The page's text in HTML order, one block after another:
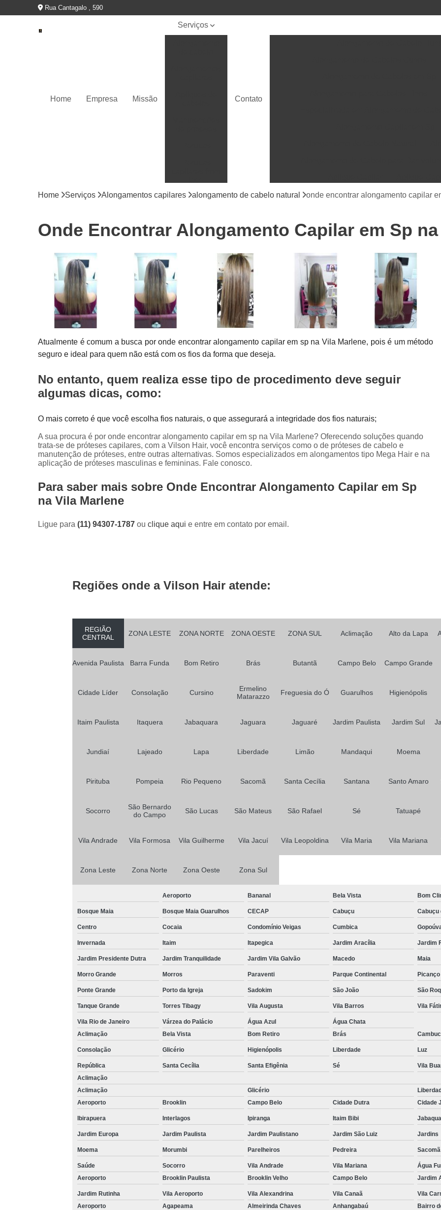
Rua Cantagalo , 590
Home Empresa Missão
Serviços
Perucas
Próteses
Próteses de
Contato
Aplique de Cabelo Humano
Aplique de
Colocação de Prótese Capilar Masculina
Manutenção de Prótese Capilar em Sp
Manutenção de Prótese de Cabelo
Manutenção em Prótese Capilar Masculina
Confecção de Perucas
Perucas Naturais Femininas
Perucas
Perucas para Alopecia
Perucas
Perucas sob Medida
Perucas sob
Peruca
Peruca
Prótese Capilar Front Lace
Peruca Full Lace Humana Cacheada
Peruca Full
Prótese de Cabelo Masculino
Prótese para Cabelo Feminino
Home Serviços Alongamentos capilares alongamento de cabelo natural onde encontrar alongamento capilar
Onde Encontrar Alongamento Capilar em Sp
Atualmente é comum a busca por onde encontrar alongamento capilar em sp na Vila Marlene, pois é um método
seguro e ideal para quem não está com os fios da forma que deseja.
No entanto, quem realiza esse tipo de procedimento deve seguir
algumas dicas, como:
O mais correto é que você escolha fios naturais, o que assegurará a integridade dos fios naturais;
A sua procura é por onde encontrar alongamento capilar em sp na Vila Marlene? Oferecendo soluções quando
trata-se de próteses capilares, com a Vilson Hair, você encontra serviços como o de próteses de cabelo e
manutenção de próteses, entre outras alternativas. Somos especializados em alongamentos tipo Mega Hair e na
aplicação de próteses masculinas e femininas. Fale conosco.
Para saber mais sobre Onde Encontrar Alongamento Capilar em Sp
na Vila Marlene
Ligue para(11) 94307-1787ouclique aqui e entre em contato por email.
Regiões onde a Vilson Hair atende:
REGIÃO
CENTRAL
ZONA LESTE ZONA NORTE ZONA OESTE ZONA SUL Aclimação Alto da Lapa
Avenida Paulista Barra Funda Bom Retiro Brás Butantã Campo Belo Campo Grande
Cidade Líder Consolação Cursino
Ermelino
Matarazzo
Freguesia do Ó Guarulhos Higienópolis
Itaim Paulista Itaquera Jabaquara Jaguara Jaguaré Jardim Paulista Jardim Sul
Jundiaí Lajeado Lapa Liberdade Limão Mandaqui Moema
Pirituba Pompeia Rio Pequeno Sacomã Santa Cecília Santana Santo Amaro
Socorro
São Bernardo
do Campo
São Lucas São Mateus São Rafael Sé Tatuapé
Vila Andrade Vila Formosa Vila Guilherme Vila Jacuí Vila Leopoldina Vila Maria Vila Mariana
Zona Leste Zona Norte Zona Oeste Zona Sul
Aeroporto Bananal Bela Vista Bom
Bosque Maia Bosque Maia Guarulhos CECAP Cabuçu Cabuçu
Centro Cocaia Condomínio Veigas Cumbica
Invernada Itaim Itapegica Jardim Aracília Jardim
Jardim Presidente Dutra Jardim Tranquilidade Jardim Vila Galvão Macedo Maia
Morro Grande Morros Paraventi Parque Continental Picanço
Ponte Grande Porto da Igreja Sadokim São João São
Tanque Grande Torres Tibagy Vila Augusta Vila Barros Vila
Vila Rio de Janeiro Várzea do Palácio Água Azul
Água Chata
Aclimação
Bela Vista Bom Retiro Brás
Consolação Glicério Higienópolis Liberdade Luz
República Santa Cecília Santa Efigênia Sé
Vila
Aclimação
Aclimação
Glicério
Aeroporto
Brooklin Campo Belo Cidade Dutra Cidade
Ibirapuera Interlagos Ipiranga Itaim Bibi
Jardim Europa Jardim Paulista Jardim Paulistano Jardim São Luiz Jardins
Moema Morumbi Parelheiros Pedreira Sacomã
Saúde Socorro Vila Andrade Vila Mariana
Água
Aeroporto
Brooklin Paulista Brooklin Velho Campo Belo Jardim
Jardim Rutinha Vila Aeroporto Vila Alexandrina Vila Canaã Vila
Aeroporto
Agapeama Almeirinda Chaves Anhangabaú Bairro